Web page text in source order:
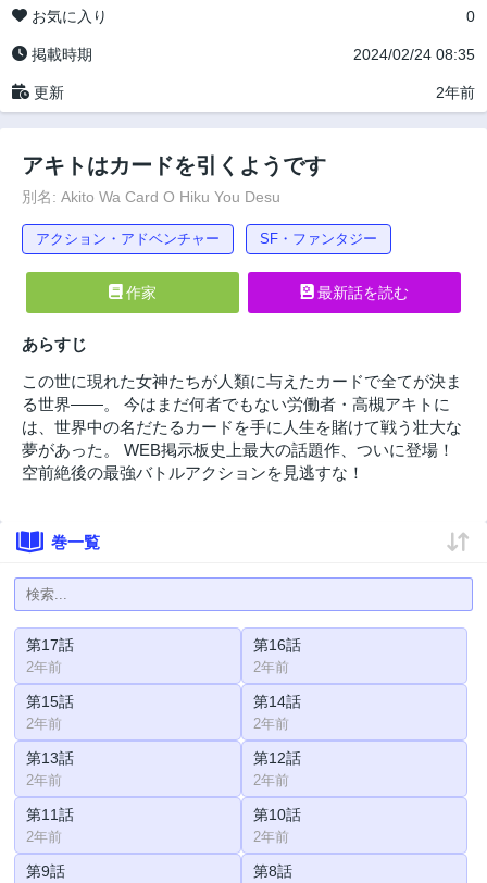
お気に入り 0
掲載時期 2024/02/24 08:35
更新 2年前
アキトはカードを引くようです
別名: Akito Wa Card O Hiku You Desu
アクション・アドベンチャー SF・ファンタジー
作家 最新話を読む
あらすじ
この世に現れた女神たちが人類に与えたカードで全てが決ま
る世界――。 今はまだ何者でもない労働者・高槻アキトに
は、世界中の名だたるカードを手に人生を賭けて戦う壮大な
夢があった。 WEB掲示板史上最大の話題作、ついに登場！
空前絶後の最強バトルアクションを見逃すな！
巻一覧
第17話
2年前
第16話
2年前
第15話
2年前
第14話
2年前
第13話
2年前
第12話
2年前
第11話
2年前
第10話
2年前
第9話 第8話